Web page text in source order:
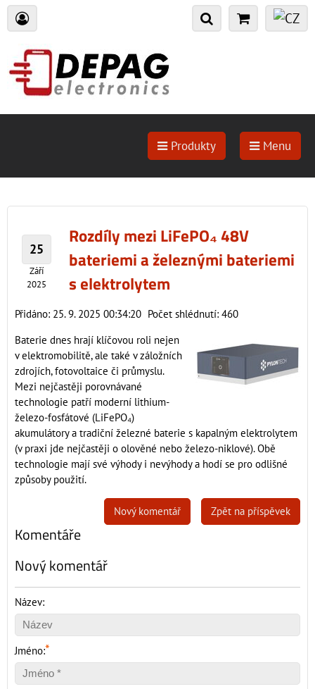
Produkty Menu
25
Září
2025
Rozdíly mezi LiFePO₄ 48V
bateriemi a železnými bateriemi
s elektrolytem
Přidáno: 25. 9. 2025 00:34:20 Počet shlédnutí: 460
Baterie dnes hrají klíčovou roli nejen
v elektromobilitě, ale také v záložních
zdrojích, fotovoltaice či průmyslu.
Mezi nejčastěji porovnávané
technologie patří moderní lithium-
železo-fosfátové (LiFePO₄)
akumulátory a tradiční železné baterie s kapalným elektrolytem
(v praxi jde nejčastěji o olověné nebo železo-niklové). Obě
technologie mají své výhody i nevýhody a hodí se pro odlišné
způsoby použití.
Zpět na příspěvek
Nový komentář
Komentáře
Nový komentář
Název:
Jméno:*